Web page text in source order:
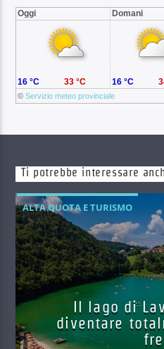
Oggi Domani
©Servizio meteo provinciale
16 °C 33 °C 16 °C
Ti potrebbe interessare
ALTA QUOTA E TURISMO
Il lago di
diventare